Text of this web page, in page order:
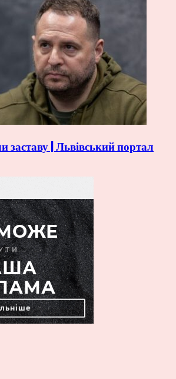
заставу | Львівський портал